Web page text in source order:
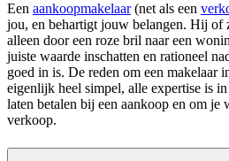
Een aankoopmakelaar(net als een
jou, en behartigt jouw belangen. Hij of
alleen door een roze bril naar een
juiste waarde inschatten en rationeel
goed in is. De reden om een makelaar
eigenlijk heel simpel, alle expertise is
laten betalen bij een aankoop en om je
verkoop.